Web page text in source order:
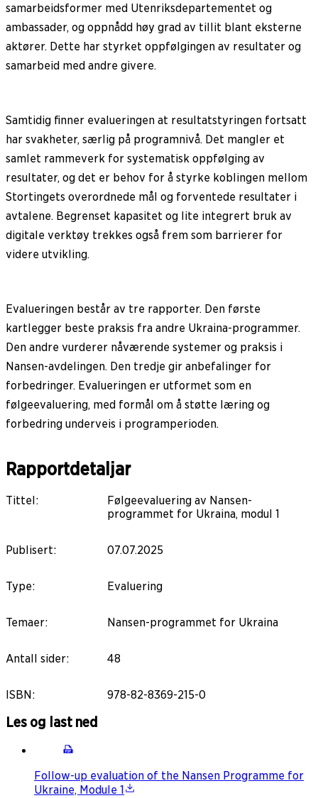
samarbeidsformer med Utenriksdepartementet og
ambassader, og oppnådd høy grad av tillit blant eksterne
aktører. Dette har styrket oppfølgingen av resultater og
samarbeid med andre givere.
Samtidig finner evalueringen at resultatstyringen fortsatt
har svakheter, særlig på programnivå. Det mangler et
samlet rammeverk for systematisk oppfølging av
resultater, og det er behov for å styrke koblingen mellom
Stortingets overordnede mål og forventede resultater i
avtalene. Begrenset kapasitet og lite integrert bruk av
digitale verktøy trekkes også frem som barrierer for
videre utvikling.
Evalueringen består av tre rapporter. Den første
kartlegger beste praksis fra andre Ukraina-programmer.
Den andre vurderer nåværende systemer og praksis i
Nansen-avdelingen. Den tredje gir anbefalinger for
forbedringer. Evalueringen er utformet som en
følgeevaluering, med formål om å støtte læring og
forbedring underveis i programperioden.
Rapportdetaljar
Tittel:
Følgeevaluering av Nansen-
programmet for Ukraina, modul 1
Publisert: 07.07.2025
Type: Evaluering
Temaer: Nansen-programmet for Ukraina
Antall sider: 48
ISBN: 978-82-8369-215-0
Les og last ned
Follow-up evaluation of the Nansen Programme for
Ukraine, Module 1